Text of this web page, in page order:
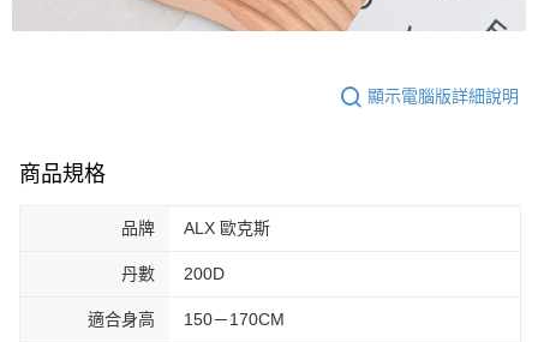
顯示電腦版詳細說明
商品規格
品牌 ALX 歐克斯
丹數 200D
適合身高 150－170CM